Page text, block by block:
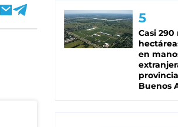
Casi 290
en
Buenos